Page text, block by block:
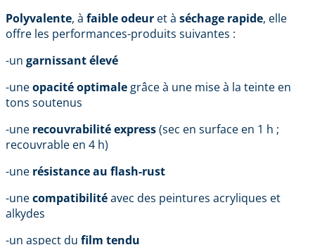
Polyvalente, à faibleodeur et à séchage rapide, elle
offre les performances-produits suivantes :
-un garnissantélevé
-uneopacitéoptimale grâce à une mise à la teinte en
tons soutenus
-une recouvrabilité express(sec en surface en 1 h ;
recouvrable en 4 h)
-une résistance au flash-rust
-unecompatibilitéavec des peintures acryliques et
alkydes
-un aspect du film tendu